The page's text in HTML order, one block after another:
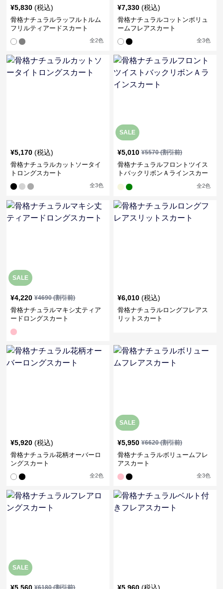
¥5,830 (税込)
骨格ナチュラルラッフルトルム
フリルティアードスカート
全2色
¥7,330 (税込)
骨格ナチュラルコットンボリュ
ームフレアスカート
全3色
¥5,170 (税込)
骨格ナチュラルカットソータイ
トロングスカート
全3色
SALE
¥5,010 ¥5570(割引前)
骨格ナチュラルフロントツイス
トバックリボンＡラインスカー
全2色
SALE
¥4,220 ¥4690(割引前)
骨格ナチュラルマキシ丈ティア
ードロングスカート
¥6,010 (税込)
骨格ナチュラルロングフレアス
リットスカート
¥5,920 (税込)
骨格ナチュラル花柄オーバーロ
ングスカート
全2色
SALE
¥5,950 ¥6620(割引前)
骨格ナチュラルボリュームフレ
アスカート
全3色
SALE